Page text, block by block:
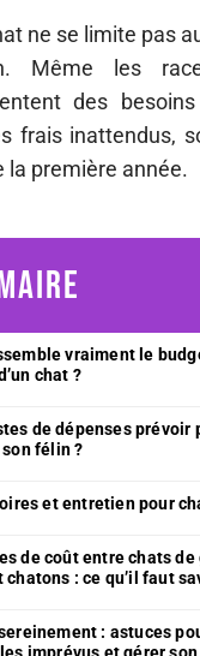
ne se limite pas
Même les
des
frais inattendus,
la première année.
vraiment le
chat ?
de dépenses prévoir
félin ?
et entretien pour
de coût entre chats
chatons : ce qu’il faut
: astuces
imprévus et gérer